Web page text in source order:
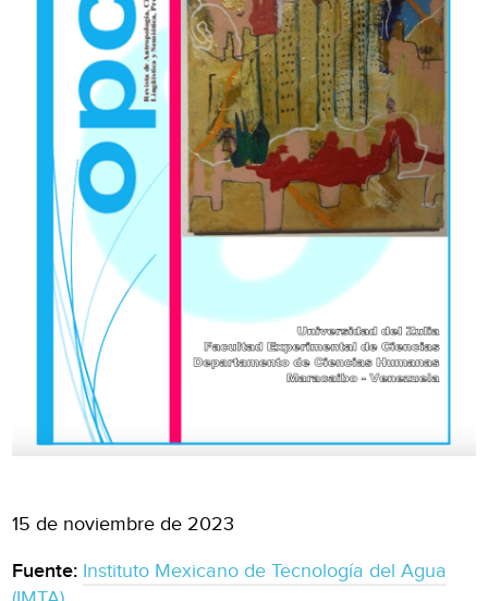
15 de noviembre de 2023
Fuente: Instituto Mexicano de Tecnología del Agua